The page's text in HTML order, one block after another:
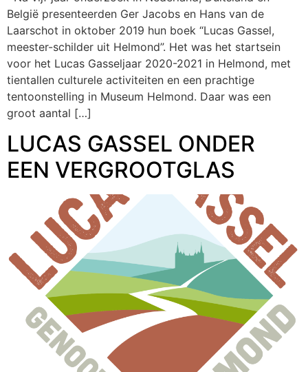
België presenteerden Ger Jacobs en Hans van de
Laarschot in oktober 2019 hun boek “Lucas Gassel,
meester-schilder uit Helmond”. Het was het startsein
voor het Lucas Gasseljaar 2020-2021 in Helmond, met
tientallen culturele activiteiten en een prachtige
tentoonstelling in Museum Helmond. Daar was een
groot aantal […]
LUCAS GASSEL ONDER
EEN VERGROOTGLAS